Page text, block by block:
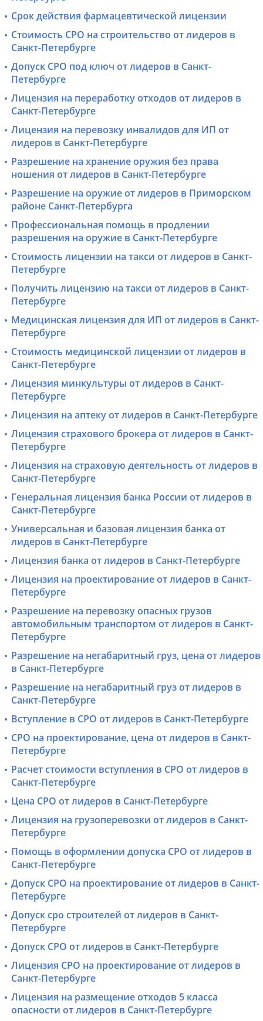
Срок действия фармацевтической лицензии
Стоимость СРО на строительство от лидеров в
Санкт-Петербурге
Допуск СРО под ключ от лидеров в Санкт-
Петербурге
Лицензия на переработку отходов от лидеров в
Санкт-Петербурге
Лицензия на перевозку инвалидов для ИП от
лидеров в Санкт-Петербурге
Разрешение на хранение оружия без права
ношения от лидеров в Санкт-Петербурге
Разрешение на оружие от лидеров в Приморском
районе Санкт-Петербурга
Профессиональная помощь в продлении
разрешения на оружие в Санкт-Петербурге
Стоимость лицензии на такси от лидеров в Санкт-
Петербурге
Получить лицензию на такси от лидеров в Санкт-
Петербурге
Медицинская лицензия для ИП от лидеров в Санкт-
Петербурге
Стоимость медицинской лицензии от лидеров в
Санкт-Петербурге
Лицензия минкультуры от лидеров в Санкт-
Петербурге
Лицензия на аптеку от лидеров в Санкт-Петербурге
Лицензия страхового брокера от лидеров в Санкт-
Петербурге
Лицензия на страховую деятельность от лидеров в
Санкт-Петербурге
Генеральная лицензия банка России от лидеров в
Санкт-Петербурге
Универсальная и базовая лицензия банка от
лидеров в Санкт-Петербурге
Лицензия банка от лидеров в Санкт-Петербурге
Лицензия на проектирование от лидеров в Санкт-
Петербурге
Разрешение на перевозку опасных грузов
автомобильным транспортом от лидеров в Санкт-
Петербурге
Разрешение на негабаритный груз, цена от лидеров
в Санкт-Петербурге
Разрешение на негабаритный груз от лидеров в
Санкт-Петербурге
Вступление в СРО от лидеров в Санкт-Петербурге
СРО на проектирование, цена от лидеров в Санкт-
Петербурге
Расчет стоимости вступления в СРО от лидеров в
Санкт-Петербурге
Цена СРО от лидеров в Санкт-Петербурге
Лицензия на грузоперевозки от лидеров в Санкт-
Петербурге
Помощь в оформлении допуска СРО от лидеров в
Санкт-Петербурге
Допуск СРО на проектирование от лидеров в Санкт-
Петербурге
Допуск сро строителей от лидеров в Санкт-
Петербурге
Допуск СРО от лидеров в Санкт-Петербурге
Лицензия СРО на проектирование от лидеров в
Санкт-Петербурге
Лицензия на размещение отходов 5 класса
опасности от лидеров в Санкт-Петербурге